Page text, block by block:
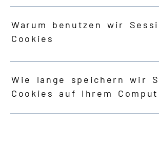
Warum benutzen wir
Cookies
Wie lange speichern wir
Cookies auf Ihrem